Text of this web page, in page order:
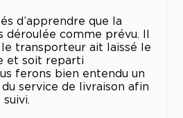
d’apprendre que la
déroulée comme prévu. Il
transporteur ait laissé le
et soit reparti
ferons bien entendu un
service de livraison afin